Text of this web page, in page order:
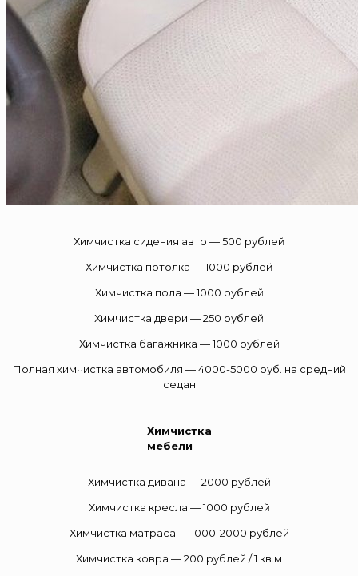
Химчистка сидения авто — 500 рублей
Химчистка потолка — 1000 рублей
Химчистка пола — 1000 рублей
Химчистка двери — 250 рублей
Химчистка багажника — 1000 рублей
Полная химчистка автомобиля — 4000-5000 руб. на средний
седан
Химчистка
мебели
Химчистка дивана — 2000 рублей
Химчистка кресла — 1000 рублей
Химчистка матраса — 1000-2000 рублей
Химчистка ковра — 200 рублей / 1 кв.м